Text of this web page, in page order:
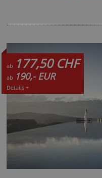
ab 177,50 CHF
ab 190,- EUR
Details +